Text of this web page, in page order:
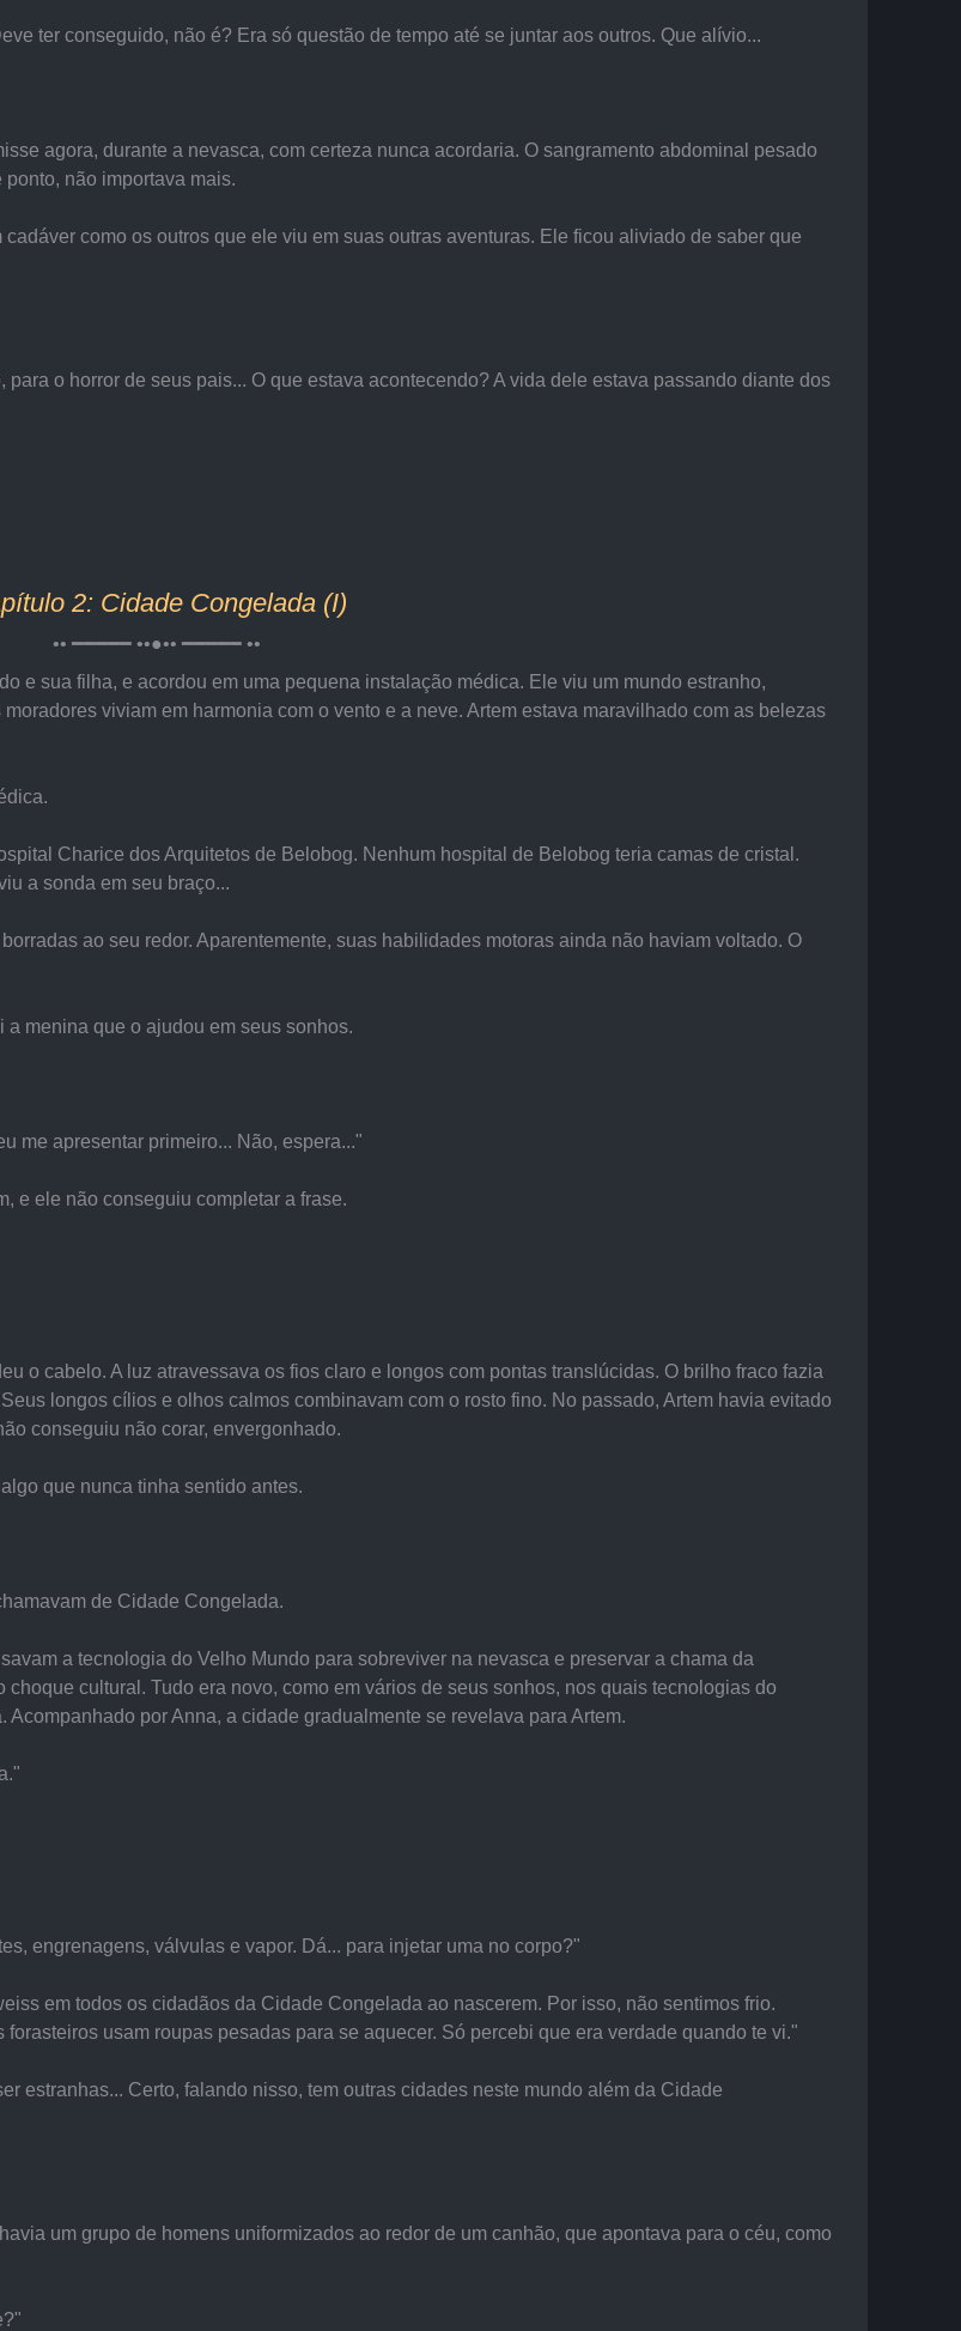
ter conseguido, não é? Era só questão de tempo até se juntar aos outros. Que alívio...
agora, durante a nevasca, com certeza nunca acordaria. O sangramento abdominal pesado
não importava mais.
como os outros que ele viu em suas outras aventuras. Ele ficou aliviado de saber que
o horror de seus pais... O que estava acontecendo? A vida dele estava passando diante dos
2: Cidade Congelada (I)
•• ━━━━━ ••●•• ━━━━━ ••
e sua filha, e acordou em uma pequena instalação médica. Ele viu um mundo estranho,
viviam em harmonia com o vento e a neve. Artem estava maravilhado com as belezas
Charice dos Arquitetos de Belobog. Nenhum hospital de Belobog teria camas de cristal.
a sonda em seu braço...
ao seu redor. Aparentemente, suas habilidades motoras ainda não haviam voltado. O
menina que o ajudou em seus sonhos.
me apresentar primeiro... Não, espera..."
e ele não conseguiu completar a frase.
o cabelo. A luz atravessava os fios claro e longos com pontas translúcidas. O brilho fraco fazia
longos cílios e olhos calmos combinavam com o rosto fino. No passado, Artem havia evitado
conseguiu não corar, envergonhado.
que nunca tinha sentido antes.
de Cidade Congelada.
a tecnologia do Velho Mundo para sobreviver na nevasca e preservar a chama da
cultural. Tudo era novo, como em vários de seus sonhos, nos quais tecnologias do
por Anna, a cidade gradualmente se revelava para Artem.
engrenagens, válvulas e vapor. Dá... para injetar uma no corpo?"
em todos os cidadãos da Cidade Congelada ao nascerem. Por isso, não sentimos frio.
usam roupas pesadas para se aquecer. Só percebi que era verdade quando te vi."
estranhas... Certo, falando nisso, tem outras cidades neste mundo além da Cidade
um grupo de homens uniformizados ao redor de um canhão, que apontava para o céu, como